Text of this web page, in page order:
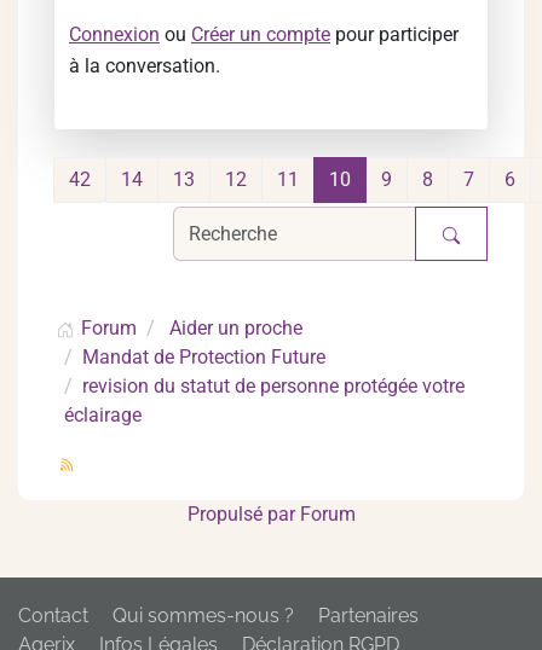
Connexion ou Créer un compte pour participer
à la conversation.
6
7
8
9
10
11
12
13
14
42
Forum
Aider un proche
Mandat de Protection Future
revision du statut de personne protégée votre
éclairage
Propulsé par Forum
Contact Qui sommes-nous ?
Partenaires
Agerix
Infos Légales Déclaration RGPD